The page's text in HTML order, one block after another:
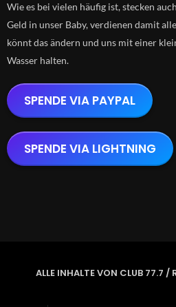
Wie es bei vielen häufig ist, stecken
Geld in unser Baby, verdienen damit
könnt das ändern und uns mit einer
Wasser halten.
SPENDE VIA PAYPAL
SPENDE VIA LIGHTNING
ALLE INHALTE VON CLUB 77.7 /